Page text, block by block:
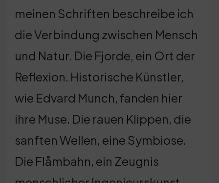
meinen Schriften beschreibe ich
die Verbindung zwischen Mensch
und Natur. Die Fjorde, ein Ort der
Reflexion. Historische Künstler,
wie Edvard Munch, fanden hier
ihre Muse. Die rauen Klippen, die
sanften Wellen, eine Symbiose.
Die Flåmbahn, ein Zeugnis